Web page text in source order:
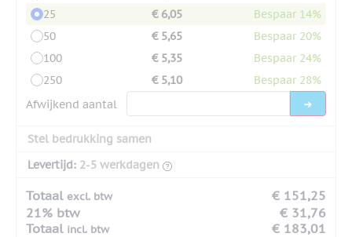
25
€ 6,05
Bespaar 14%
50
€ 5,65
Bespaar 20%
100
€ 5,35
Bespaar 24%
250
€ 5,10
Bespaar 28%
Afwijkend aantal
Stel bedrukking samen
Levertijd: 2-5 werkdagen
Totaal excl. btw
€ 151,25
21% btw
€ 31,76
Totaal incl. btw € 183,01